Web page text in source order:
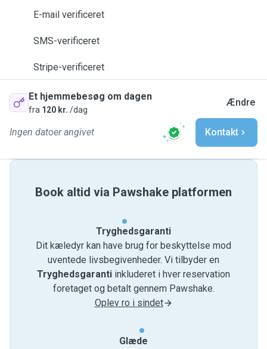
E-mail verificeret
SMS-verificeret
Stripe-verificeret
Et hjemmebesøg om dagen
fra 120 kr. /dag
Ændre
Ingen datoer angivet Kontakt
Book altid via Pawshake platformen
Tryghedsgaranti
Dit kæledyr kan have brug for beskyttelse mod
uventede livsbegivenheder. Vi tilbyder en
Tryghedsgaranti inkluderet i hver reservation
foretaget og betalt gennem Pawshake.
Oplev ro i sindet
Glæde